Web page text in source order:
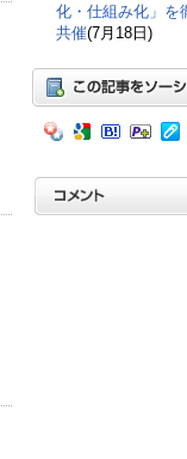
化・仕組み化」を
共催(7月18日)